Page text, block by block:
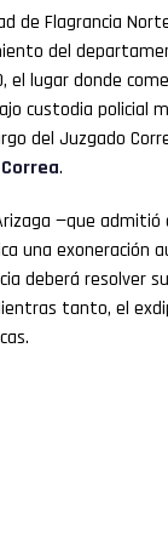
de Flagrancia
del
lugar donde
custodia policial
del Juzgado
.
—que admitió
una exoneración
deberá resolver
tanto, el